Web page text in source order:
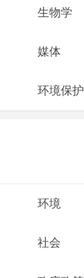
生物学
媒体
环境保护
环境
社会